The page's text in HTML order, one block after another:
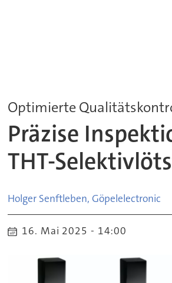
Optimierte
Präzise
THT-
Holger Senftleben, Göpelelectronic
16. Mai 2025 - 14:00